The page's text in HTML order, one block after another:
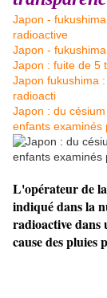
Japon -
radioactive
Japon -
Japon : fuite de 5
Japon fukushima
radioacti
Japon : du
enfants examinés
L'opérateur de
indiqué dans la
radioactive dans
cause des pluies